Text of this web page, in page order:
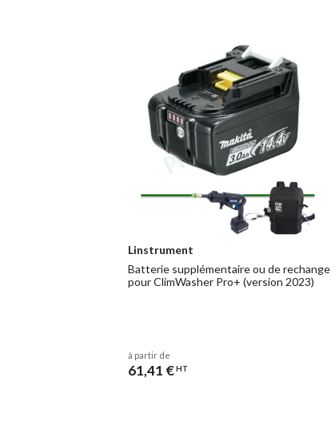
Linstrument
Batterie supplémentaire ou de rechange
pour ClimWasher Pro+ (version 2023)
à partir de
61,41 €HT